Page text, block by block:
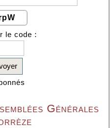
le code :
Générales